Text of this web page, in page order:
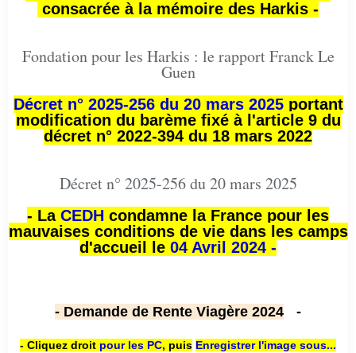
consacrée à la mémoire des Harkis -
Fondation pour les Harkis : le rapport Franck Le
Guen
Décret n° 2025-256 du 20 mars 2025portant
modification du barème fixé à l'article 9 du
décret n° 2022-394 du 18 mars 2022
Décret n° 2025-256 du 20 mars 2025
- La CEDH condamne la France pour les
mauvaises conditions de vie dans les camps
d'accueil le 04 Avril 2024 -
- Demande de Rente Viagère 2024 -
- Cliquez droit pour les PC, puis Enregistrer l'image sous...